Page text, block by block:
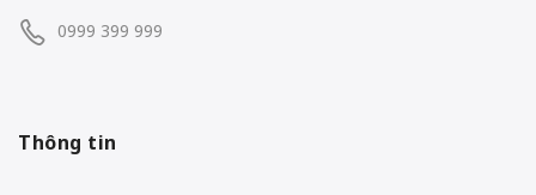
0999 399 999
Thông tin